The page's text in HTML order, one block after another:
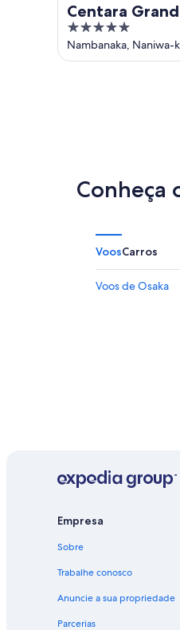
Centara
5
out
of
Nambanaka, Naniwa-
Prefecture
Conheça
VoosCarros
Voos de Osaka
Empresa
Sobre
Trabalhe conosco
Anuncie a sua propriedade
Parcerias